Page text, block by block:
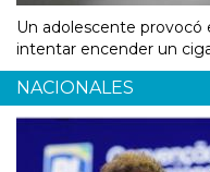
Un adolescente provocó
intentar encender un
NACIONALES